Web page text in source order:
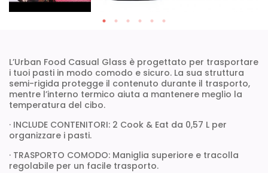
L’Urban Food Casual Glass è progettato per trasportare
i tuoi pasti in modo comodo e sicuro. La sua struttura
semi-rigida protegge il contenuto durante il trasporto,
mentre l’interno termico aiuta a mantenere meglio la
temperatura del cibo.
· INCLUDE CONTENITORI: 2 Cook & Eat da 0,57 L per
organizzare i pasti.
· TRASPORTO COMODO: Maniglia superiore e tracolla
regolabile per un facile trasporto.